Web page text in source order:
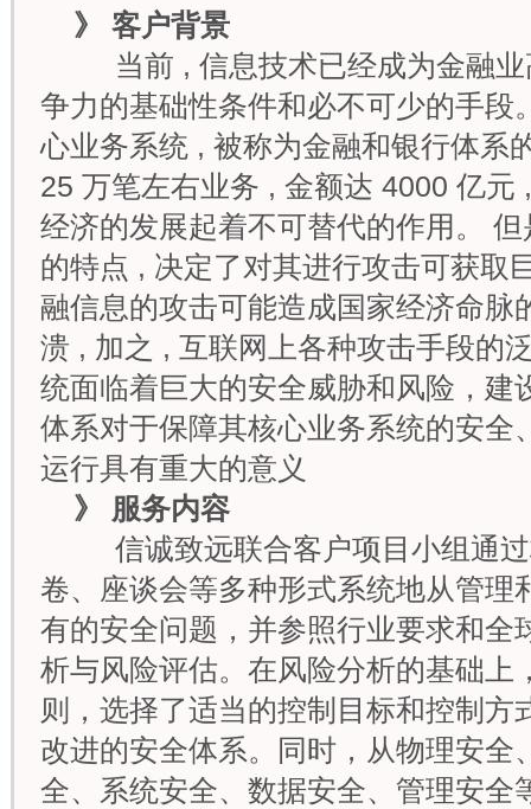
》 客户背景
当前 , 信息技术已经成为金融业
争力的基础性条件和必不可少的手段
心业务系统 , 被称为金融和银行体系
25 万笔左右业务 , 金额达 4000 亿元
经济的发展起着不可替代的作用。
的特点 , 决定了对其进行攻击可获取
融信息的攻击可能造成国家经济命脉
溃 , 加之 , 互联网上各种攻击手段的
统面临着巨大的安全威胁和风险，建
体系对于保障其核心业务系统的安全
运行具有重大的意义
》 服务内容
信诚致远联合客户项目小组通
卷、座谈会等多种形式系统地从管理
有的安全问题，并参照行业要求和全
析与风险评估。在风险分析的基础上
则，选择了适当的控制目标和控制方
改进的安全体系。同时，从物理安全
全、系统安全、数据安全、管理安全